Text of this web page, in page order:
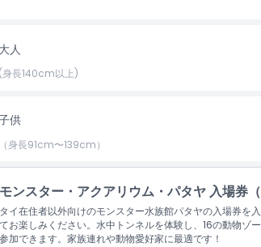
時間
大人
(身長140cm以上)
供
（身長91cm〜139cm）
モンスター・アクアリウム・パタヤ 入場券
タイ在住者以外向けのモンスター水族館パタヤの入場券を
てお楽しみください。水中トンネルを体験し、16の動物ゾ
参加できます。家族連れや動物愛好家に最適です！